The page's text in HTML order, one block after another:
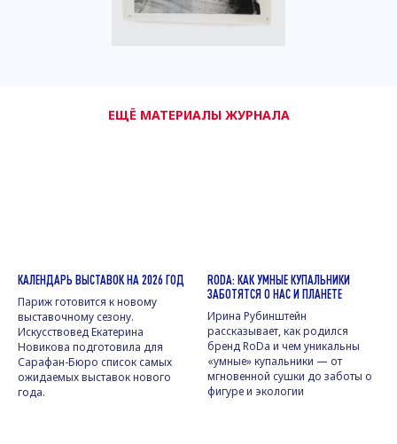
ЕЩЁ МАТЕРИАЛЫ ЖУРНАЛА
КАЛЕНДАРЬ ВЫСТАВОК НА 2026 ГОД
Париж готовится к новому
выставочному сезону.
Искусствовед Екатерина
Новикова подготовила для
Сарафан-Бюро список самых
ожидаемых выставок нового
года.
RODA: КАК УМНЫЕ КУПАЛЬНИКИ
ЗАБОТЯТСЯ О НАС И ПЛАНЕТЕ
Ирина Рубинштейн
рассказывает, как родился
бренд RoDa и чем уникальны
«умные» купальники — от
мгновенной сушки до заботы о
фигуре и экологии